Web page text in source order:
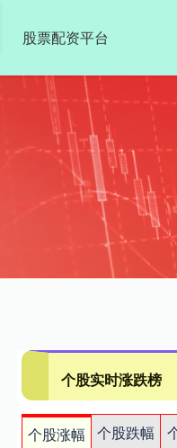
股票配资平台
个股实时涨跌榜
个股涨幅 个股跌幅